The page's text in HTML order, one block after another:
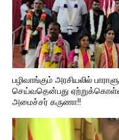
பழிவாங்கும் அரசியலில்
செய்வதென்பது
அமைச்சர் கருணா!!